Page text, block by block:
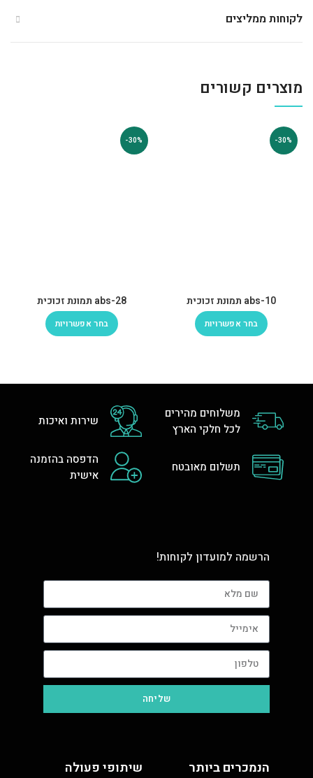
לקוחות ממליצים
מוצרים קשורים
-30%
abs-10 תמונת זכוכית
בחר אפשרויות
-30%
abs-28 תמונת זכוכית
בחר אפשרויות
משלוחים מהירים
לכל חלקי הארץ
שירות ואיכות
תשלום מאובטח
הדפסה בהזמנה
אישית
הרשמה למועדון לקוחות!
שליחה
הנמכרים ביותר שיתופי פעולה